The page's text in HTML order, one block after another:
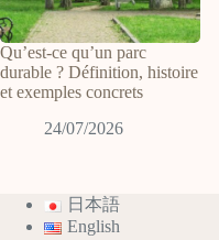
Qu’est-ce qu’un parc
durable ? Définition, histoire
et exemples concrets
24/07/2026
日本語
English